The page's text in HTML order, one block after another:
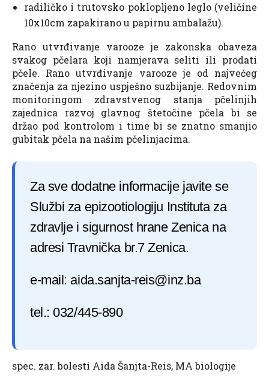
radiličko i trutovsko poklopljeno leglo (veličine
10x10cm zapakirano u papirnu ambalažu).
Rano utvrđivanje varooze je zakonska obaveza
svakog pčelara koji namjerava seliti ili prodati
pčele. Rano utvrđivanje varooze je od najvećeg
značenja za njezino uspješno suzbijanje. Redovnim
monitoringom zdravstvenog stanja pčelinjih
zajednica razvoj glavnog štetočine pčela bi se
držao pod kontrolom i time bi se znatno smanjio
gubitak pčela na našim pčelinjacima.
Za sve dodatne informacije javite se
Službi za epizootiologiju Instituta za
zdravlje i sigurnost hrane Zenica na
adresi Travnička br.7 Zenica.
e-mail: aida.sanjta-reis@inz.ba
tel.: 032/445-890
spec. zar. bolesti Aida Šanjta-Reis, MA biologije